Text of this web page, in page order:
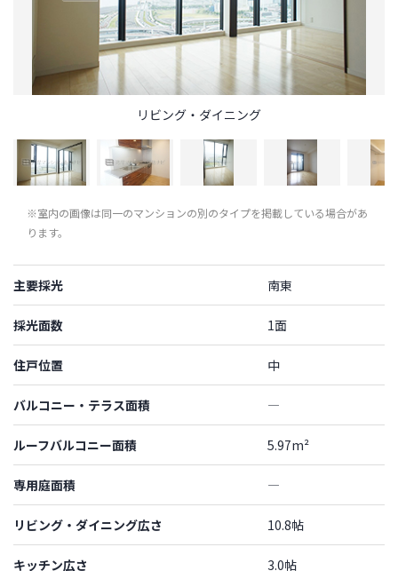
リビング・ダイニング
※室内の画像は同一のマンションの別のタイプを掲載している場合があ
ります。
主要採光 南東
採光面数 1面
住戸位置 中
バルコニー・テラス面積 ―
ルーフバルコニー面積 5.97m²
専用庭面積 ―
リビング・ダイニング広さ 10.8帖
キッチン広さ 3.0帖